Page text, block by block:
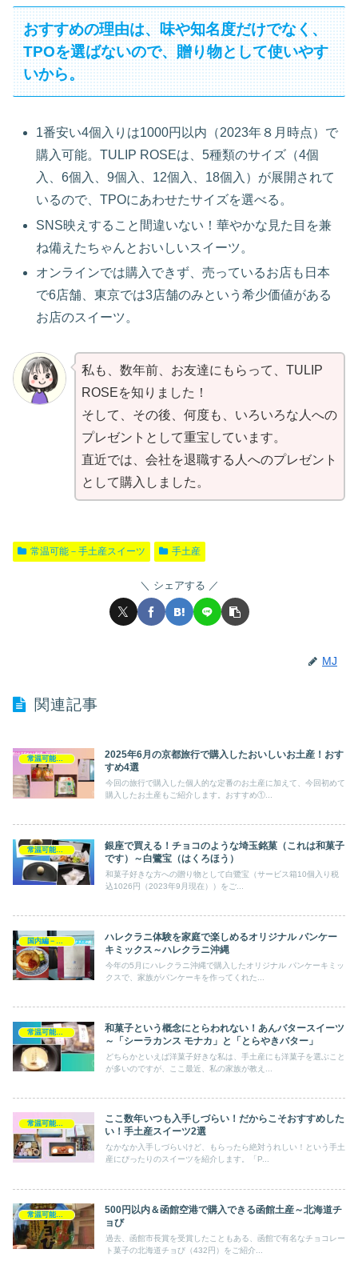
おすすめの理由は、味や知名度だけでなく、
TPOを選ばないので、贈り物として使いやす
いから。
1番安い4個入りは1000円以内（2023年８月時点）で
購入可能。TULIP ROSEは、5種類のサイズ（4個
入、6個入、9個入、12個入、18個入）が展開されて
いるので、TPOにあわせたサイズを選べる。
SNS映えすること間違いない！華やかな見た目を兼
ね備えたちゃんとおいしいスイーツ。
オンラインでは購入できず、売っているお店も日本
で6店舗、東京では3店舗のみという希少価値がある
お店のスイーツ。
私も、数年前、お友達にもらって、TULIP
ROSEを知りました！
そして、その後、何度も、いろいろな人への
プレゼントとして重宝しています。
直近では、会社を退職する人へのプレゼント
として購入しました。
常温可能－手土産スイーツ 手土産
シェアする
MJ
関連記事
2025年6月の京都旅行で購入したおいしいお土産！おす
すめ4選
今回の旅行で購入した個人的な定番のお土産に加えて、今回初めて
購入したお土産もご紹介します。おすすめ①...
銀座で買える！チョコのような埼玉銘菓（これは和菓子
です）～白鷺宝（はくろほう）
和菓子好きな方への贈り物として白鷺宝（サービス箱10個入り税
込1026円（2023年9月現在））をご...
ハレクラニ体験を家庭で楽しめるオリジナル パンケー
キミックス～ハレクラニ沖縄
今年の5月にハレクラニ沖縄で購入したオリジナル パンケーキミッ
クスで、家族がパンケーキを作ってくれた...
和菓子という概念にとらわれない！あんバタースイーツ
～「シーラカンス モナカ」と「とらやきバター」
どちらかといえば洋菓子好きな私は、手土産にも洋菓子を選ぶこと
が多いのですが、ここ最近、私の家族が教え...
ここ数年いつも入手しづらい！だからこそおすすめした
い！手土産スイーツ2選
なかなか入手しづらいけど、もらったら絶対うれしい！という手土
産にぴったりのスイーツを紹介します。「P...
500円以内＆函館空港で購入できる函館土産～北海道チ
ョび
過去、函館市長賞を受賞したこともある、函館で有名なチョコレー
ト菓子の北海道チョび（432円）をご紹介...